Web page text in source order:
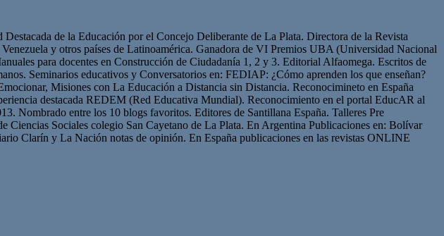
de la Educación por el Concejo Deliberante de La Plata. Directora de la Revista
y otros países de Latinoamérica. Ganadora de VI Premios UBA (Universidad Nacional
para docentes en Construcción de Ciudadanía 1, 2 y 3. Editorial Alfaomega. Escritos de
Seminarios educativos y Conversatorios en: FEDIAP: ¿Cómo aprenden los que enseñan?
Misiones con La Educación a Distancia sin Distancia. Reconocimineto en España
destacada REDEM (Red Educativa Mundial). Reconocimiento en el portal EducAR al
Nombrado entre los 10 blogs favoritos. Editores de Santillana España. Talleres Pre
Sociales colegio San Cayetano de La Plata. En Argentina Publicaciones en: Bolívar
Clarín y La Nación notas de opinión. En España publicaciones en las revistas ONLINE